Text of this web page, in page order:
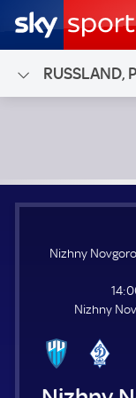
RUSSLAND,
Nizhny
Nizhny